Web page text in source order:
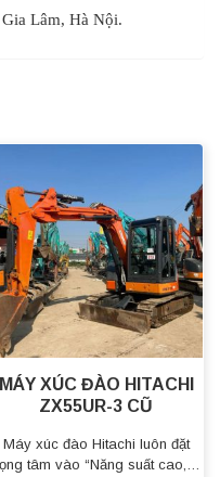
Lâm, Hà Nội.
MÁY XÚC ĐÀO HITACHI
ZX55UR-3 CŨ
Máy xúc đào Hitachi luôn đặt
tâm vào “Năng suất cao,…